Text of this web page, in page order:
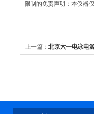
限制的免责声明：本仪器
上一篇： 北京六一电泳电